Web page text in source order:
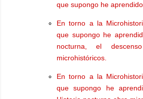
que supongo he
En torno a la
que supongo he
nocturna, el
microhistóricos.
En torno a la
que supongo he